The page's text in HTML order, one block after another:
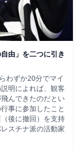
由」を二つに引き
わずか20分でマイ
明によれば、観客
んできたのだとい
事に参加したこと
後に撤回）を支持
スチナ派の活動家